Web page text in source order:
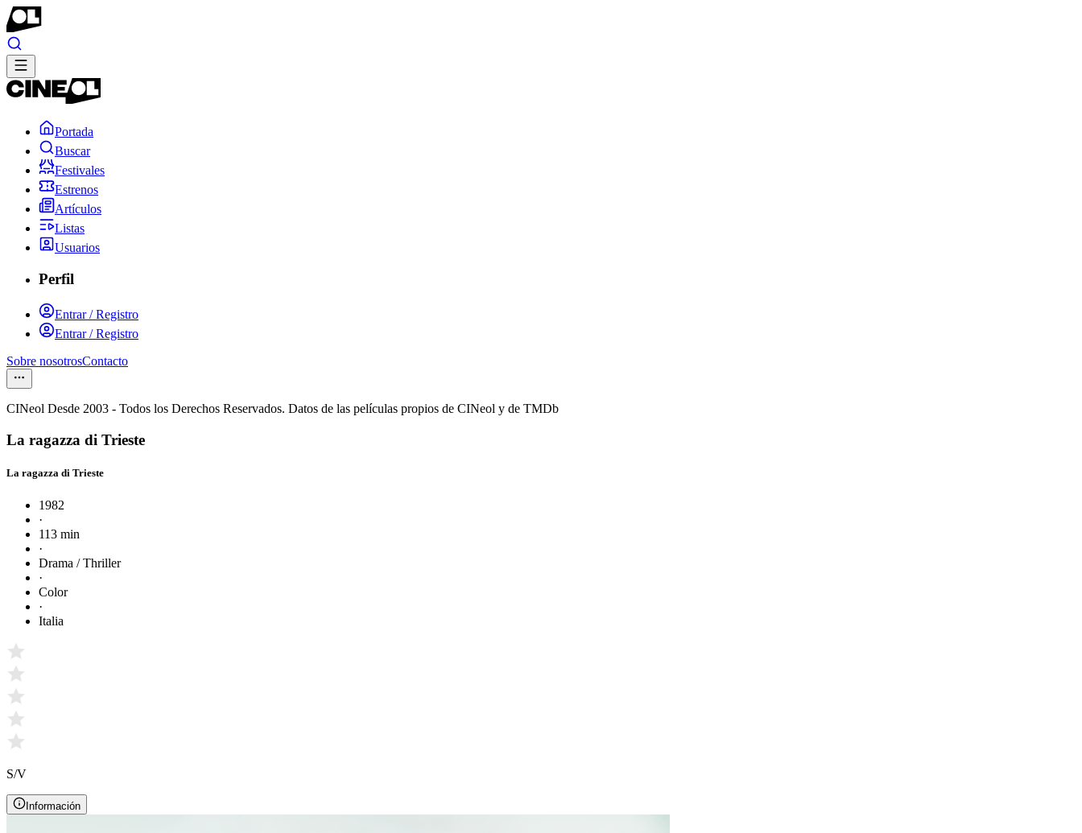
Portada
Buscar
Festivales
Estrenos
Artículos
Listas
Usuarios
Perfil
Entrar / Registro
Entrar / Registro
Sobre nosotrosContacto
CINeol Desde 2003 - Todos los Derechos Reservados. Datos de las películas propios de CINeol y de TMDb
La ragazza di Trieste
La ragazza di Trieste
1982
·
113 min
·
Drama / Thriller
·
Color
·
Italia
S/V
Información